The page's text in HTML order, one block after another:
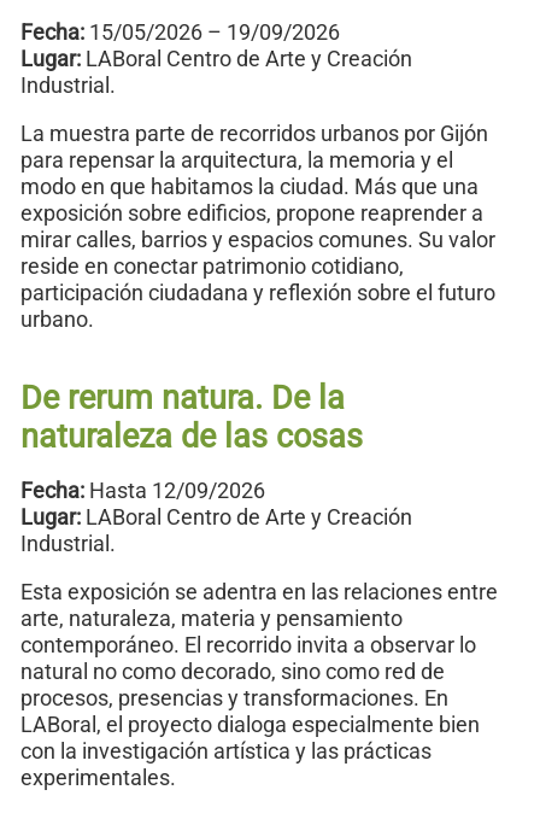
Fecha: 15/05/2026 – 19/09/2026
Lugar: LABoral Centro de Arte y Creación
Industrial.
La muestra parte de recorridos urbanos por Gijón
para repensar la arquitectura, la memoria y el
modo en que habitamos la ciudad. Más que una
exposición sobre edificios, propone reaprender a
mirar calles, barrios y espacios comunes. Su valor
reside en conectar patrimonio cotidiano,
participación ciudadana y reflexión sobre el futuro
urbano.
De rerum natura. De la
naturaleza de las cosas
Fecha: Hasta 12/09/2026
Lugar: LABoral Centro de Arte y Creación
Industrial.
Esta exposición se adentra en las relaciones entre
arte, naturaleza, materia y pensamiento
contemporáneo. El recorrido invita a observar lo
natural no como decorado, sino como red de
procesos, presencias y transformaciones. En
LABoral, el proyecto dialoga especialmente bien
con la investigación artística y las prácticas
experimentales.